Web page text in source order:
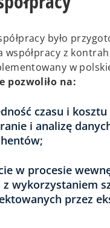
było
współpracy z
w
pozwoliło na:
czasu i
i analizę
w procesie
z wykorzystaniem
przez